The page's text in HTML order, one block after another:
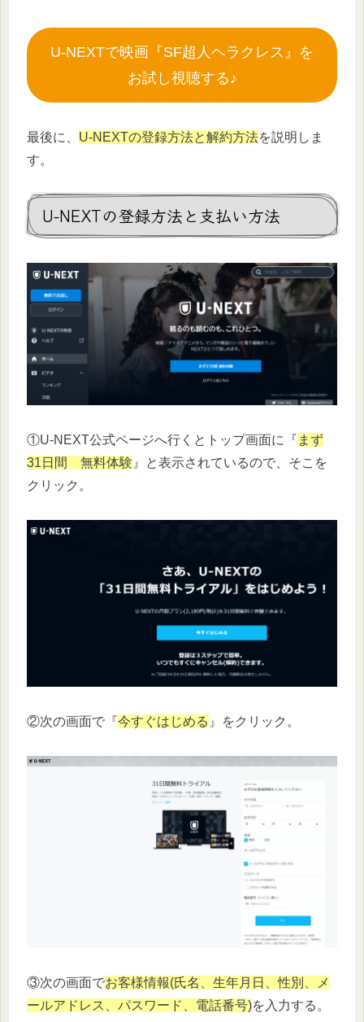
U-NEXTで映画『SF超人ヘラクレス』を
お試し視聴する♪
最後に、 U-NEXTの登録方法と解約方法を説明しま
す。
U-NEXTの登録方法と支払い方法
①U-NEXT公式ページへ行くとトップ画面に『 まず
31日間 無料体験 』と表示されているので、そこを
クリック。
②次の画面で『今すぐはじめる 』をクリック。
③次の画面でお客様情報(氏名、生年月日、性別、メ
ールアドレス、パスワード、電話番号)を入力する。